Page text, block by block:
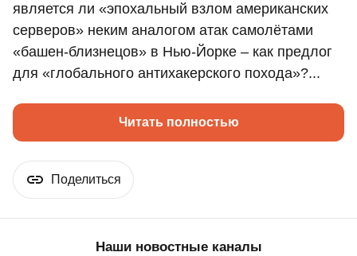
является ли «эпохальный взлом американских
серверов» неким аналогом атак самолётами
«башен-близнецов» в Нью-Йорке – как предлог
для «глобального антихакерского похода»?...
Читать полностью
Поделиться
Наши новостные каналы